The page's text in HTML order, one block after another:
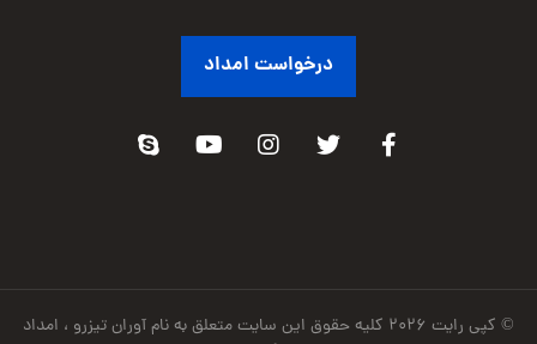
درخواست امداد
© کپی رایت ۲۰۲۶ کلیه حقوق این سایت متعلق به نام آوران تیزرو ، امداد